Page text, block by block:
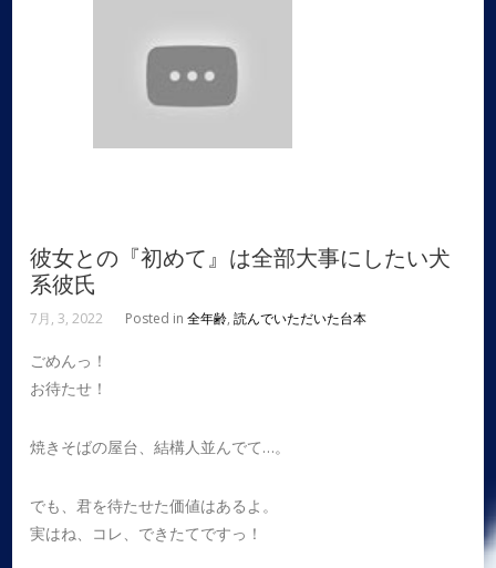
彼女との『初めて』は全部大事にしたい犬
系彼氏
7月, 3, 2022 Posted in全年齢,読んでいただいた台本
ごめんっ！
お待たせ！
焼きそばの屋台、結構人並んでて…。
でも、君を待たせた価値はあるよ。
実はね、コレ、できたてですっ！